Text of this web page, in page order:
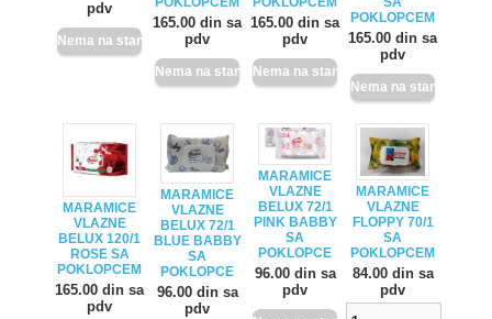
pdv
165.00 din sa
pdv
165.00 din sa
pdv
POKLOPCEM
165.00 din sa
pdv
MARAMICE
VLAZNE
BELUX 120/1
ROSE SA
POKLOPCEM
165.00 din sa
pdv
MARAMICE
VLAZNE
BELUX 72/1
BLUE BABBY
SA
POKLOPCE
96.00 din sa
pdv
MARAMICE
VLAZNE
BELUX 72/1
PINK BABBY
SA
POKLOPCE
96.00 din sa
pdv
MARAMICE
VLAZNE
FLOPPY 70/1
SA
POKLOPCEM
84.00 din sa
pdv